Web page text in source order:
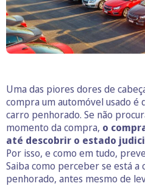
Uma das piores dores de
compra um automóvel usado é
carro penhorado. Se não
momento da compra, o
até descobrir o estado
Por isso, e como em tudo,
Saiba como perceber se está
penhorado, antes mesmo de